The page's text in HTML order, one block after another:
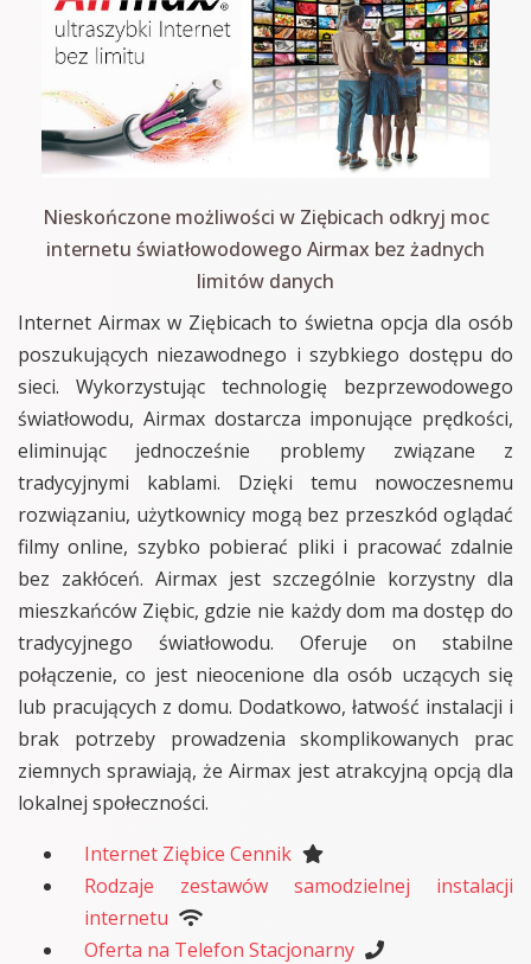
Nieskończone możliwości w Ziębicach odkryj moc
internetu światłowodowego Airmax bez żadnych
limitów danych
Internet Airmax w Ziębicach to świetna opcja dla osób
poszukujących niezawodnego i szybkiego dostępu do
sieci. Wykorzystując technologię bezprzewodowego
światłowodu, Airmax dostarcza imponujące prędkości,
eliminując jednocześnie problemy związane z
tradycyjnymi kablami. Dzięki temu nowoczesnemu
rozwiązaniu, użytkownicy mogą bez przeszkód oglądać
filmy online, szybko pobierać pliki i pracować zdalnie
bez zakłóceń. Airmax jest szczególnie korzystny dla
mieszkańców Ziębic, gdzie nie każdy dom ma dostęp do
tradycyjnego światłowodu. Oferuje on stabilne
połączenie, co jest nieocenione dla osób uczących się
lub pracujących z domu. Dodatkowo, łatwość instalacji i
brak potrzeby prowadzenia skomplikowanych prac
ziemnych sprawiają, że Airmax jest atrakcyjną opcją dla
lokalnej społeczności.
Internet Ziębice Cennik
Rodzaje zestawów samodzielnej instalacji
internetu
Oferta na Telefon Stacjonarny